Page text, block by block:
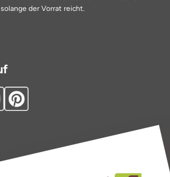
der Vorrat reicht.